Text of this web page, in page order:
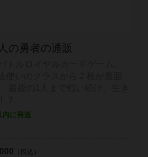
の勇者の通販
内に発送
（税込）